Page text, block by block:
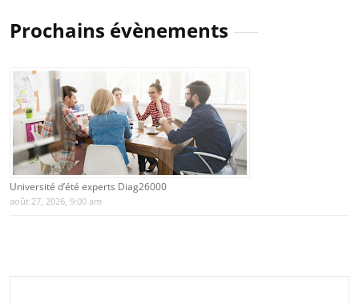
Prochains évènements
Université d’été experts Diag26000
août 27, 2026, 9:00 am